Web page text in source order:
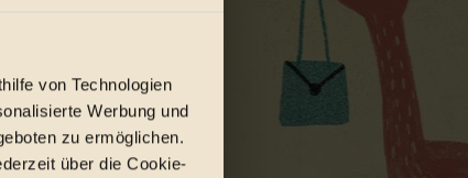
von Technologien
Werbung und
zu ermöglichen.
über die Cookie-